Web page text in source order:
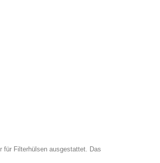
für Filterhülsen ausgestattet. Das